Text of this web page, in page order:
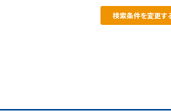
検索条件を変更す